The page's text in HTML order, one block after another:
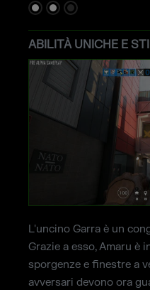
ABILITÀ UNICHE E
L'uncino Garra è un
Grazie a esso, Amaru è
sporgenze e finestre a
avversari devono ora